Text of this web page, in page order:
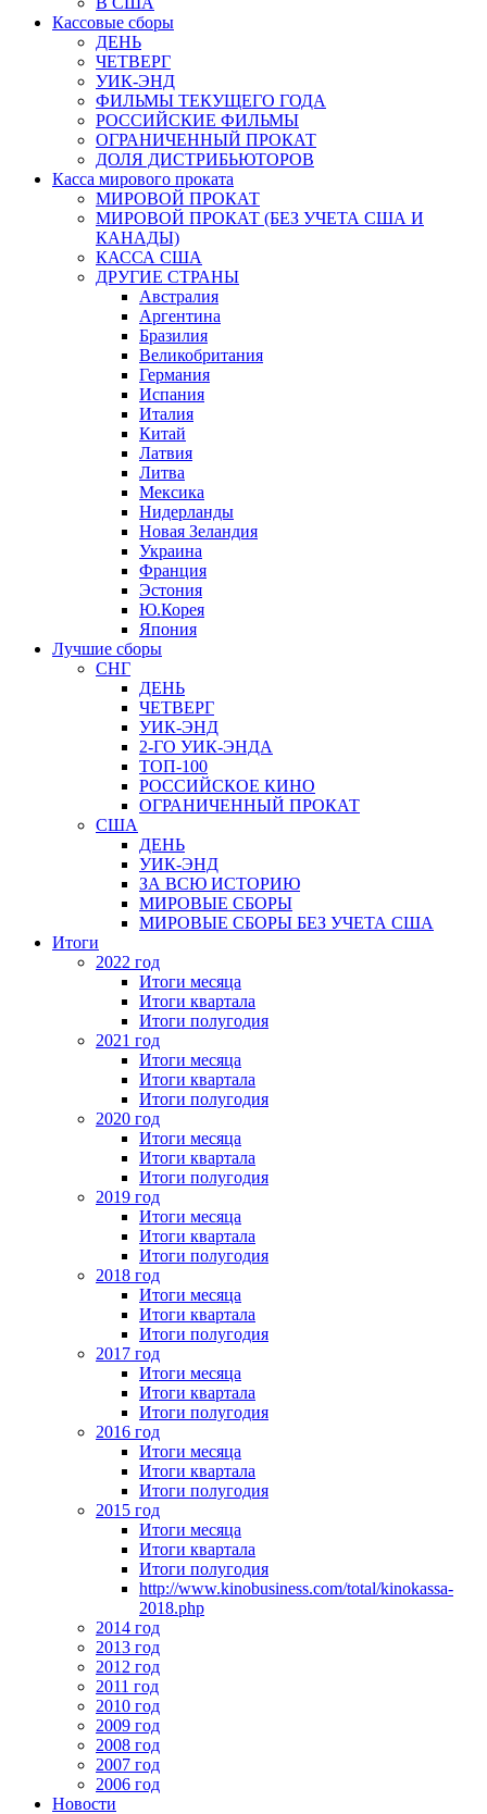
Кассовые сборы
ДЕНЬ
ЧЕТВЕРГ
УИК-ЭНД
ФИЛЬМЫ ТЕКУЩЕГО ГОДА
РОССИЙСКИЕ ФИЛЬМЫ
ОГРАНИЧЕННЫЙ ПРОКАТ
ДОЛЯ ДИСТРИБЬЮТОРОВ
Касса мирового проката
МИРОВОЙ ПРОКАТ
МИРОВОЙ ПРОКАТ (БЕЗ УЧЕТА США И
КАНАДЫ)
КАССА США
ДРУГИЕ СТРАНЫ
Австралия
Аргентина
Бразилия
Великобритания
Германия
Испания
Италия
Китай
Латвия
Литва
Мексика
Нидерланды
Новая Зеландия
Украина
Франция
Эстония
Ю.Корея
Япония
Лучшие сборы
СНГ
ДЕНЬ
ЧЕТВЕРГ
УИК-ЭНД
2-ГО УИК-ЭНДА
ТОП-100
РОССИЙСКОЕ КИНО
ОГРАНИЧЕННЫЙ ПРОКАТ
США
ДЕНЬ
УИК-ЭНД
ЗА ВСЮ ИСТОРИЮ
МИРОВЫЕ СБОРЫ
МИРОВЫЕ СБОРЫ БЕЗ УЧЕТА США
Итоги
2022 год
Итоги месяца
Итоги квартала
Итоги полугодия
2021 год
Итоги месяца
Итоги квартала
Итоги полугодия
2020 год
Итоги месяца
Итоги квартала
Итоги полугодия
2019 год
Итоги месяца
Итоги квартала
Итоги полугодия
2018 год
Итоги месяца
Итоги квартала
Итоги полугодия
2017 год
Итоги месяца
Итоги квартала
Итоги полугодия
2016 год
Итоги месяца
Итоги квартала
Итоги полугодия
2015 год
Итоги месяца
Итоги квартала
Итоги полугодия
http://www.kinobusiness.com/total/kinokassa-
2018.php
2014 год
2013 год
2012 год
2011 год
2010 год
2009 год
2008 год
2007 год
2006 год
Новости